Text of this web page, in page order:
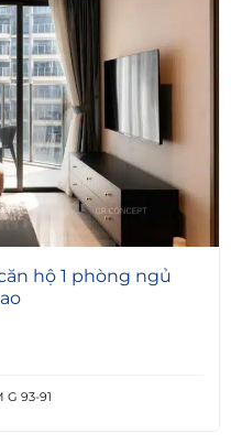
hộ 1 phòng ngủ
G 93-91